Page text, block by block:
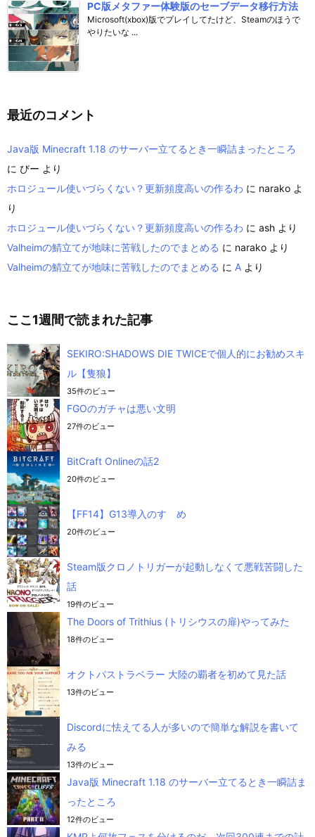
PC版メタファー体験版のセーブデータ移行方法
Microsoft(xbox)版でプレイしてたけど、Steamのほうで
やりたいな ...
最近のコメント
Java版 Minecraft 1.18 のサーバー立てるとき一瞬詰まったところ
に びー より
ホロジュール使いづらくない？更新頻度高いの作るわ に narako よ
り
ホロジュール使いづらくない？更新頻度高いの作るわ に ash より
Valheimの鯖立てが地味に苦戦したのでまとめる に narako より
Valheimの鯖立てが地味に苦戦したのでまとめる に A より
ここ1週間で読まれた記事
SEKIRO:SHADOWS DIE TWICEで個人的にお勧めスキ
ル【隻狼】
35件のビュー
FGOのガチャは悪い文明
27件のビュー
BitCraft Onlineの話2
20件のビュー
【FF14】G13導入のすゝめ
20件のビュー
Steam版クロノトリガーが起動しなくて悪戦苦闘した
話
19件のビュー
The Doors of Trithius (トリシウスの扉)やってみた
18件のビュー
オクトパストラベラー 大陸の覇者を初めて見た話
13件のビュー
Discordに怯えてる人が多いので簡単な解説を書いて
みる
13件のビュー
Java版 Minecraft 1.18 のサーバー立てるとき一瞬詰ま
ったところ
12件のビュー